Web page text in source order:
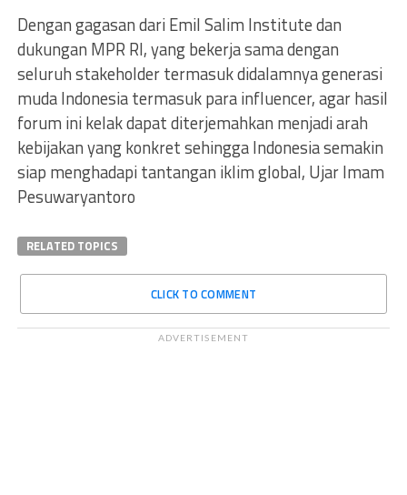
Dengan gagasan dari Emil Salim Institute dan
dukungan MPR RI, yang bekerja sama dengan
seluruh stakeholder termasuk didalamnya generasi
muda Indonesia termasuk para influencer, agar hasil
forum ini kelak dapat diterjemahkan menjadi arah
kebijakan yang konkret sehingga Indonesia semakin
siap menghadapi tantangan iklim global, Ujar Imam
Pesuwaryantoro
RELATED TOPICS
CLICK TO COMMENT
ADVERTISEMENT